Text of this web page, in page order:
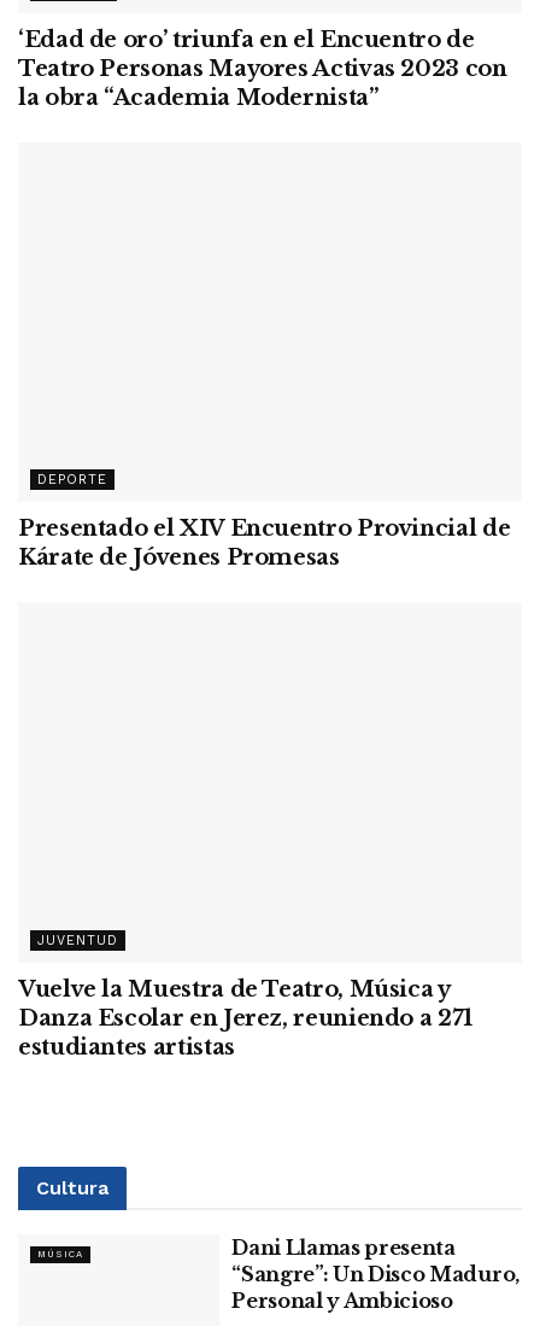
‘Edad de oro’ triunfa en el Encuentro de
Teatro Personas Mayores Activas 2023 con
la obra “Academia Modernista”
DEPORTE
Presentado el XIV Encuentro Provincial de
Kárate de Jóvenes Promesas
JUVENTUD
Vuelve la Muestra de Teatro, Música y
Danza Escolar en Jerez, reuniendo a 271
estudiantes artistas
Cultura
MÚSICA
Dani Llamas presenta
“Sangre”: Un Disco Maduro,
Personal y Ambicioso